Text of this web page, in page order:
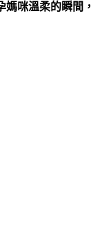
咪溫柔的瞬間，